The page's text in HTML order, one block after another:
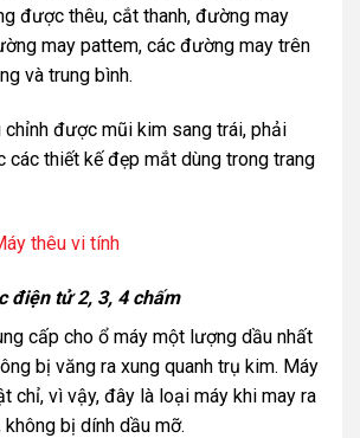
được thêu, cắt thanh, đường may
may pattem, các đường may trên
và trung bình.
chỉnh được mũi kim sang trái, phải
các thiết kế đẹp mắt dùng trong trang
thêu vi tính
điện tử 2, 3, 4 chấm
cấp cho ổ máy một lượng dầu nhất
bị văng ra xung quanh trụ kim. Máy
chỉ, vì vậy, đây là loại máy khi may ra
bị dính dầu mỡ.